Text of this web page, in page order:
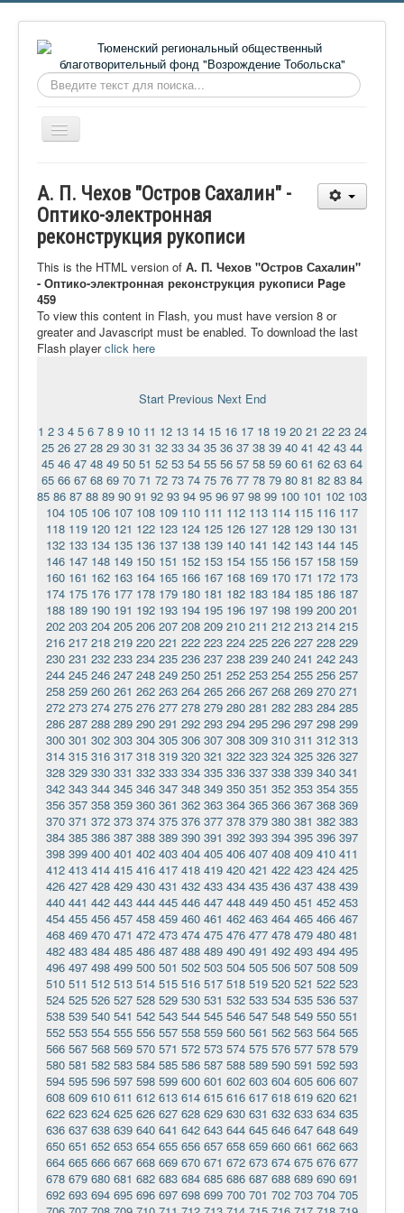
Искать...
Включить/
выключить
О фонде
Онлайн библиотека
Видеоматериалы
Контакты
Сайт проекта Достоевский
Ермаковополе.рф
А. П. Чехов "Остров Сахалин" -
Оптико-электронная
реконструкция рукописи
This is the HTML version of А. П. Чехов "Остров Сахалин"
- Оптико-электронная реконструкция рукописи Page
459
To view this content in Flash, you must have version 8 or
greater and Javascript must be enabled. To download the last
Flash playerclick here
Start Previous Next End
1 2 3 4 5 6 7 8 9 10 11 12 13 14 15 16 17 18 19 20 21 22 23 24
25 26 27 28 29 30 31 32 33 34 35 36 37 38 39 40 41 42 43 44
45 46 47 48 49 50 51 52 53 54 55 56 57 58 59 60 61 62 63 64
65 66 67 68 69 70 71 72 73 74 75 76 77 78 79 80 81 82 83 84
85 86 87 88 89 90 91 92 93 94 95 96 97 98 99 100 101 102 103
104 105 106 107 108 109 110 111 112 113 114 115 116 117
118 119 120 121 122 123 124 125 126 127 128 129 130 131
132 133 134 135 136 137 138 139 140 141 142 143 144 145
146 147 148 149 150 151 152 153 154 155 156 157 158 159
160 161 162 163 164 165 166 167 168 169 170 171 172 173
174 175 176 177 178 179 180 181 182 183 184 185 186 187
188 189 190 191 192 193 194 195 196 197 198 199 200 201
202 203 204 205 206 207 208 209 210 211 212 213 214 215
216 217 218 219 220 221 222 223 224 225 226 227 228 229
230 231 232 233 234 235 236 237 238 239 240 241 242 243
244 245 246 247 248 249 250 251 252 253 254 255 256 257
258 259 260 261 262 263 264 265 266 267 268 269 270 271
272 273 274 275 276 277 278 279 280 281 282 283 284 285
286 287 288 289 290 291 292 293 294 295 296 297 298 299
300 301 302 303 304 305 306 307 308 309 310 311 312 313
314 315 316 317 318 319 320 321 322 323 324 325 326 327
328 329 330 331 332 333 334 335 336 337 338 339 340 341
342 343 344 345 346 347 348 349 350 351 352 353 354 355
356 357 358 359 360 361 362 363 364 365 366 367 368 369
370 371 372 373 374 375 376 377 378 379 380 381 382 383
384 385 386 387 388 389 390 391 392 393 394 395 396 397
398 399 400 401 402 403 404 405 406 407 408 409 410 411
412 413 414 415 416 417 418 419 420 421 422 423 424 425
426 427 428 429 430 431 432 433 434 435 436 437 438 439
440 441 442 443 444 445 446 447 448 449 450 451 452 453
454 455 456 457 458 459 460 461 462 463 464 465 466 467
468 469 470 471 472 473 474 475 476 477 478 479 480 481
482 483 484 485 486 487 488 489 490 491 492 493 494 495
496 497 498 499 500 501 502 503 504 505 506 507 508 509
510 511 512 513 514 515 516 517 518 519 520 521 522 523
524 525 526 527 528 529 530 531 532 533 534 535 536 537
538 539 540 541 542 543 544 545 546 547 548 549 550 551
552 553 554 555 556 557 558 559 560 561 562 563 564 565
566 567 568 569 570 571 572 573 574 575 576 577 578 579
580 581 582 583 584 585 586 587 588 589 590 591 592 593
594 595 596 597 598 599 600 601 602 603 604 605 606 607
608 609 610 611 612 613 614 615 616 617 618 619 620 621
622 623 624 625 626 627 628 629 630 631 632 633 634 635
636 637 638 639 640 641 642 643 644 645 646 647 648 649
650 651 652 653 654 655 656 657 658 659 660 661 662 663
664 665 666 667 668 669 670 671 672 673 674 675 676 677
678 679 680 681 682 683 684 685 686 687 688 689 690 691
692 693 694 695 696 697 698 699 700 701 702 703 704 705